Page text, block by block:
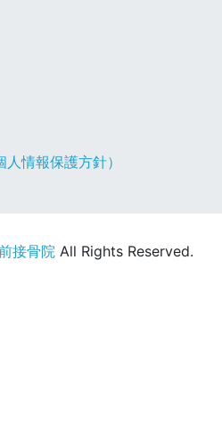
情報保護方針）
接骨院 All Rights Reserved.